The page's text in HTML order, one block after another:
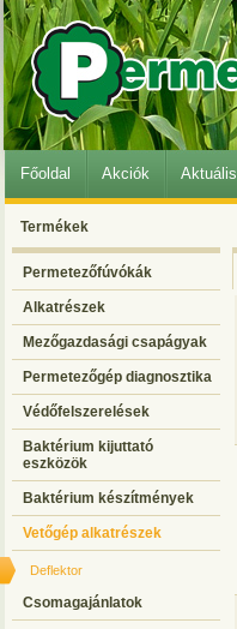
Főoldal Akciók Aktuális
Termékek
Permetezőfúvókák
Alkatrészek
Mezőgazdasági csapágyak
Permetezőgép diagnosztika
Védőfelszerelések
Baktérium kijuttató
eszközök
Baktérium készítmények
Vetőgép alkatrészek
Deflektor
Csomagajánlatok